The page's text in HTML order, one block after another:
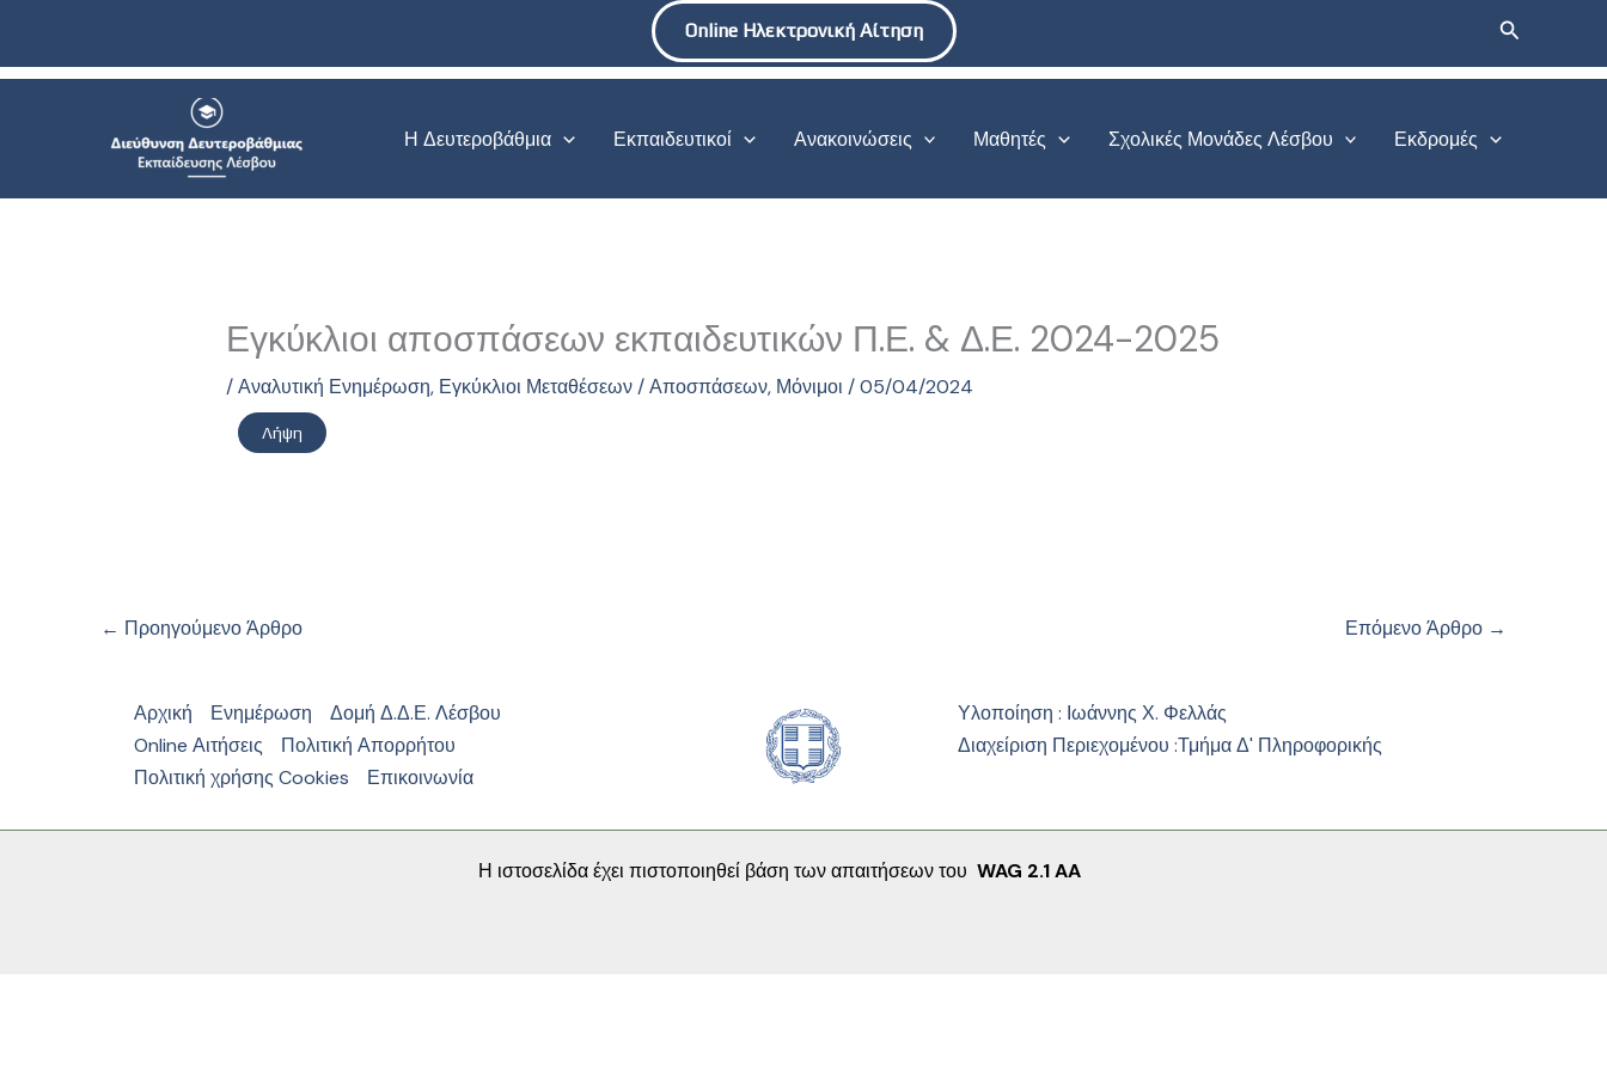
περιεχόμενο
Online Ηλεκτρονική Αίτηση Αναζήτηση
Η Δευτεροβάθμια Εκπαιδευτικοί Ανακοινώσεις Μαθητές Σχολικές Μονάδες Λέσβου Εκδρομές
Εγκύκλιοι αποσπάσεων εκπαιδευτικών Π.Ε. & Δ.Ε. 2024-2025
/Αναλυτική Ενημέρωση, Εγκύκλιοι Μεταθέσεων / Αποσπάσεων, Μόνιμοι /05/04/2024
Λήψη
← Προηγούμενο Άρθρο Επόμενο Άρθρο →
Αρχική Ενημέρωση
Δομή Δ.Δ.Ε. Λέσβου
Online Αιτήσεις
Πολιτική Απορρήτου
Πολιτική χρήσης Cookies
Επικοινωνία
Υλοποίηση : Ιωάννης Χ. Φελλάς
Διαχείριση Περιεχομένου :Τμήμα Δ' Πληροφορικής
Η ιστοσελίδα έχει πιστοποιηθεί βάση των απαιτήσεων του WAG 2.1 AA